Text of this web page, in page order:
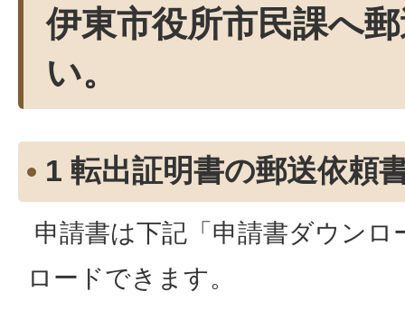
伊東市役所市民課へ
い。
1 転出証明書の郵送依頼
申請書は下記「申請書ダウン
ロードできます。